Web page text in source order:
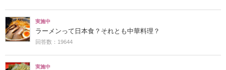
実施中
ラーメンって日本食？それとも中華料理？
回答数：19644
実施中